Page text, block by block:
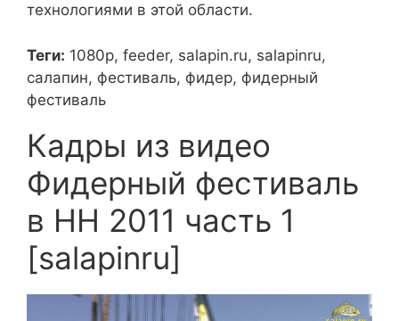
технологиями в этой области.
Теги: 1080p, feeder, salapin.ru, salapinru,
салапин, фестиваль, фидер, фидерный
фестиваль
Кадры из видео
Фидерный фестиваль
в НН 2011 часть 1
[salapinru]